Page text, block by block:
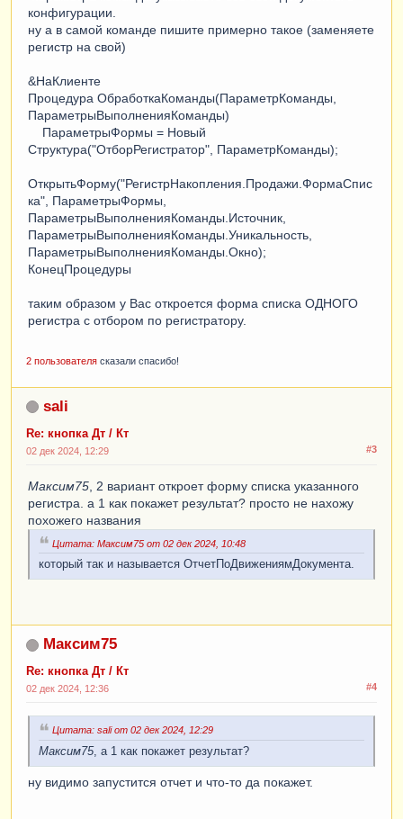
конфигурации.
ну а в самой команде пишите примерно такое (заменяете
регистр на свой)
&НаКлиенте
Процедура ОбработкаКоманды(ПараметрКоманды,
ПараметрыВыполненияКоманды)
ПараметрыФормы = Новый
Структура("ОтборРегистратор", ПараметрКоманды);
ОткрытьФорму("РегистрНакопления.Продажи.ФормаСпис
ка", ПараметрыФормы,
ПараметрыВыполненияКоманды.Источник,
ПараметрыВыполненияКоманды.Уникальность,
ПараметрыВыполненияКоманды.Окно);
КонецПроцедуры
таким образом у Вас откроется форма списка ОДНОГО
регистра с отбором по регистратору.
2 пользователя сказали спасибо!
sali
Re: кнопка Дт / Кт
#3
02 дек 2024, 12:29
Максим75 , 2 вариант откроет форму списка указанного
регистра. а 1 как покажет результат? просто не нахожу
похожего названия
Цитата: Максим75 от 02 дек 2024, 10:48
который так и называется ОтчетПоДвижениямДокумента.
Максим75
Re: кнопка Дт / Кт
#4
02 дек 2024, 12:36
Цитата: sali от 02 дек 2024, 12:29
Максим75, а 1 как покажет результат?
ну видимо запустится отчет и что-то да покажет.